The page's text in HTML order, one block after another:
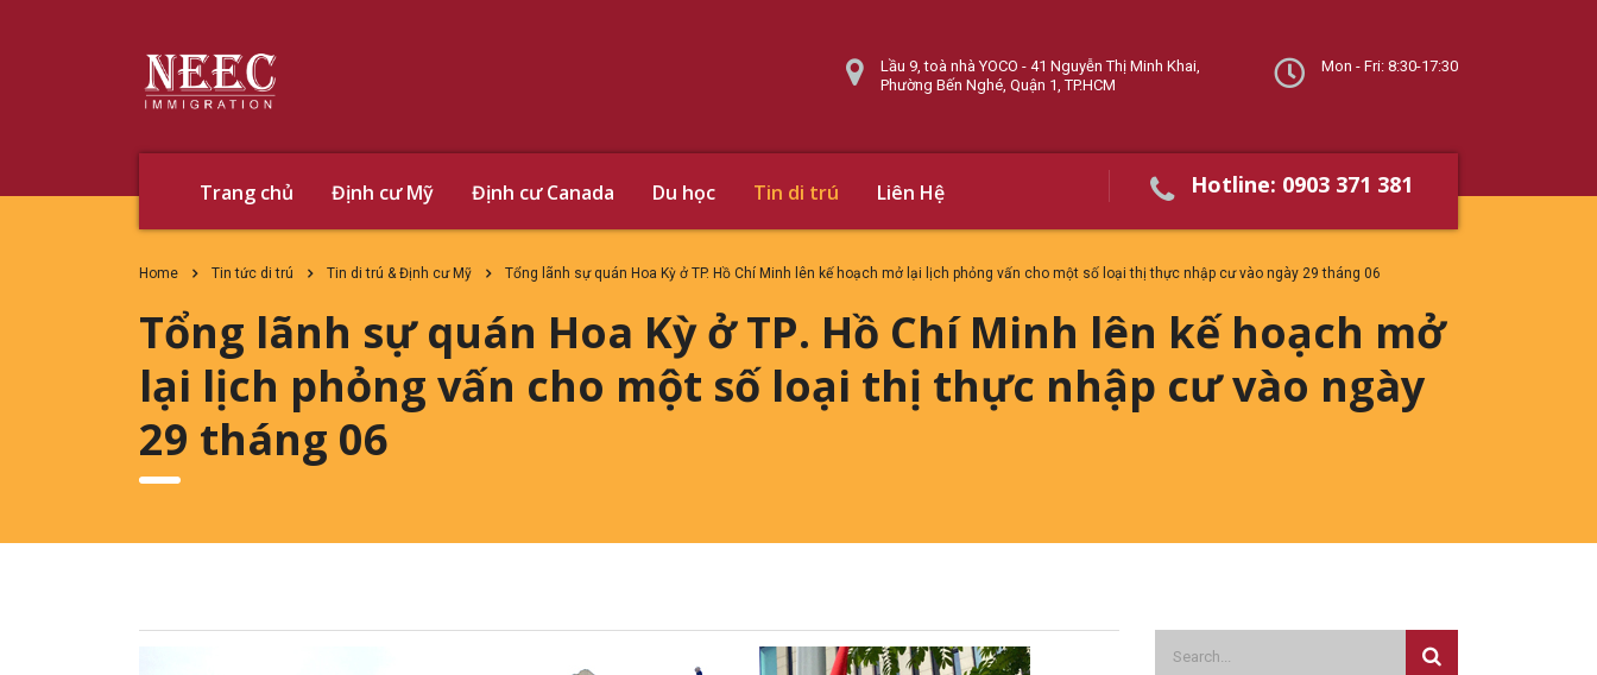
Mon - Fri: 8:30-17:30
Lầu 9, toà nhà YOCO - 41 Nguyễn Thị Minh Khai,
Phường Bến Nghé, Quận 1, TP.HCM
Trang chủ Định cư Mỹ Định cư Canada Du học Tin di trú Liên Hệ Hotline: 0903 371 381
Home Tin tức di trú Tin di trú & Định cư Mỹ Tổng lãnh sự quán Hoa Kỳ ở TP. Hồ Chí Minh lên kế hoạch mở lại lịch phỏng vấn cho một số loại thị thực nhập cư vào ngày 29 tháng 06
Tổng lãnh sự quán Hoa Kỳ ở TP. Hồ Chí Minh lên kế hoạch mở
lại lịch phỏng vấn cho một số loại thị thực nhập cư vào ngày
29 tháng 06